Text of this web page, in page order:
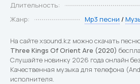
Длительность:
Жанр:
Mp3 песни /
На сайте xsound.kz можно скачать
Three Kings Of Orient Are (2020)
Слушайте новинку 2026 года онлайн
Качественная музыка для телефона
исполнителя.